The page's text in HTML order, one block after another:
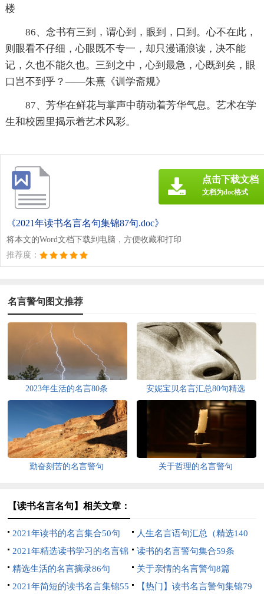
楼
86、念书有三到，谓心到，眼到，口到。心不在此，
则眼看不仔细，心眼既不专一，却只漫诵浪读，决不能
记，久也不能久也。三到之中，心到最急，心既到矣，眼
口岂不到乎？——朱熹《训学斋规》
87、芳华在鲜花与掌声中萌动着芳华气息。艺术在学
生和校园里揭示着艺术风彩。
《2021年读书名言名句集锦87句.doc》
将本文的Word文档下载到电脑，方便收藏和打印
推荐度：
点击下载文档
文档为doc格式
名言警句图文推荐
2023年生活的名言80条 安妮宝贝名言汇总80句精选
勤奋刻苦的名言警句 关于哲理的名言警句
【读书名言名句】相关文章：
2021年读书的名言集合50句
人生名言语句汇总（精选140
句）
2021年精选读书学习的名言锦
集99句
读书的名言警句集合59条
精选生活的名言摘录86句
关于亲情的名言警句8篇
2021年简短的读书名言集锦55
【热门】读书名言警句集锦79